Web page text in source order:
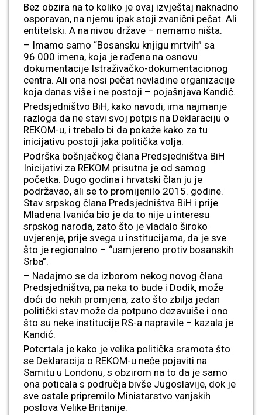
Bez obzira na to koliko je ovaj izvještaj naknadno
osporavan, na njemu ipak stoji zvanični pečat. Ali
entitetski. A na nivou države – nemamo ništa.
– Imamo samo “Bosansku knjigu mrtvih” sa
96.000 imena, koja je rađena na osnovu
dokumentacije Istraživačko-dokumentacionog
centra. Ali ona nosi pečat nevladine organizacije
koja danas više i ne postoji – pojašnjava Kandić.
Predsjedništvo BiH, kako navodi, ima najmanje
razloga da ne stavi svoj potpis na Deklaraciju o
REKOM-u, i trebalo bi da pokaže kako za tu
inicijativu postoji jaka politička volja.
Podrška bošnjačkog člana Predsjedništva BiH
Inicijativi za REKOM prisutna je od samog
početka. Dugo godina i hrvatski član ju je
podržavao, ali se to promijenilo 2015. godine.
Stav srpskog člana Predsjedništva BiH i prije
Mladena Ivanića bio je da to nije u interesu
srpskog naroda, zato što je vladalo široko
uvjerenje, prije svega u institucijama, da je sve
što je regionalno – “usmjereno protiv bosanskih
Srba”.
– Nadajmo se da izborom nekog novog člana
Predsjedništva, pa neka to bude i Dodik, može
doći do nekih promjena, zato što zbilja jedan
politički stav može da potpuno dezavuiše i ono
što su neke institucije RS-a napravile – kazala je
Kandić.
Potcrtala je kako je velika politička sramota što
se Deklaracija o REKOM-u neće pojaviti na
Samitu u Londonu, s obzirom na to da je samo
ona poticala s područja bivše Jugoslavije, dok je
sve ostale pripremilo Ministarstvo vanjskih
poslova Velike Britanije.